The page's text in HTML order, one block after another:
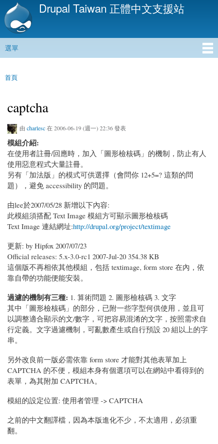
移
內
Drupal Taiwan 正體中文支援站
主選單
選單
您在這裡
首頁
captcha
由 charlesc在 2006-06-19 (週一) 22:36 發表
模組介紹:
在使用者註冊/回應時，加入「圖形檢核碼」的機制，防止有人
使用惡意程式大量註冊。
另有「加法版」的模式可供選擇（會問你 12+5=? 這類的問
題），避免 accessibility 的問題。
由lee於2007/05/28 新增以下內容:
此模組須搭配 Text Image 模組方可顯示圖形檢核碼
Text Image 連結網址:http://drupal.org/project/textimage
更新: by Hipfox 2007/07/23
Official releases: 5.x-3.0-rc1 2007-Jul-20 354.38 KB
這個版不再相依其他模組，包括 textimage, form store 在內，依
靠自帶的功能便能安裝。
過濾的機制有三種: 1. 算術問題 2. 圖形檢核碼 3. 文字
其中「圖形檢核碼」的部分，已附一些字型何供使用，並且可
以調整適合顯示的文/數字，可把容易混淆的文字，按照需求自
行定義。文字過濾機制，可亂數產生或自行預設 20 組以上的字
串。
另外改良前一版必需依靠 form store 才能對其他表單加上
CAPTCHA 的不便，模組本身有個選項可以在網站中看得到的
表單，為其附加 CAPTCHA。
模組的設定位置: 使用者管理 -> CAPTCHA
之前的中文翻譯檔，因為本版進化不少，不太適用，必須重
翻。